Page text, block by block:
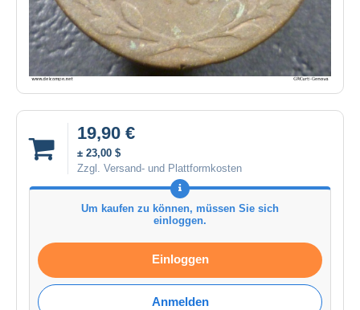
19,90 €
± 23,00 $
Zzgl. Versand- und Plattformkosten
Um kaufen zu können, müssen Sie sich
einloggen.
Einloggen
Anmelden